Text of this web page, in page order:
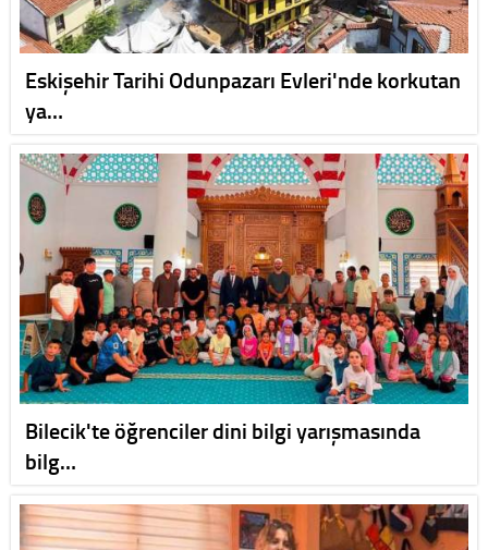
Eskişehir Tarihi Odunpazarı Evleri'nde korkutan
ya…
Bilecik'te öğrenciler dini bilgi yarışmasında
bilg…